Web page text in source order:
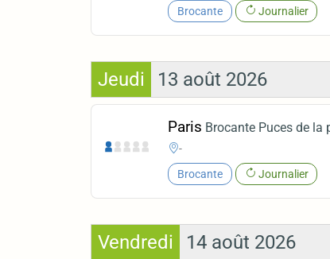
Brocante Journalier
Jeudi 13 août 2026
Paris Brocante Puces de la
-
Brocante Journalier
Vendredi 14 août 2026